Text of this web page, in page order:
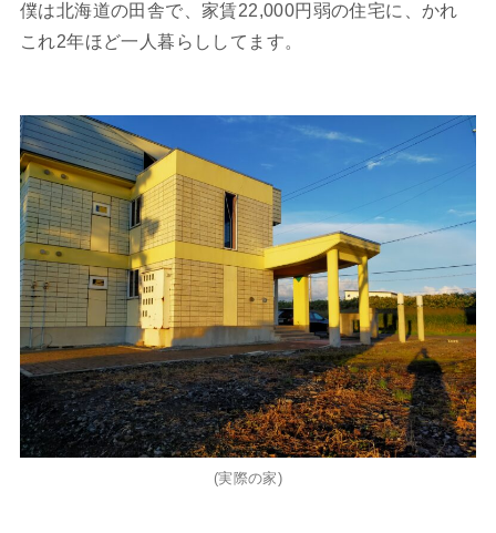
僕は北海道の田舎で、家賃22,000円弱の住宅に、かれ
これ2年ほど一人暮らししてます。
(実際の家)